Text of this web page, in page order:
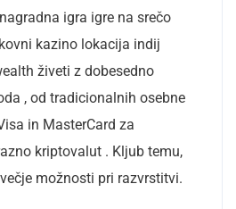
igra igre na srečo
kazino lokacija indij
živeti z dobesedno
, od tradicionalnih osebne
in MasterCard za
kriptovalut . Kljub temu,
možnosti pri razvrstitvi.